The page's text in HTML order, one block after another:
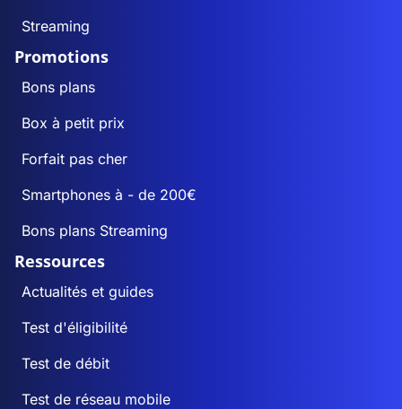
Streaming
Promotions
Bons plans
Box à petit prix
Forfait pas cher
Smartphones à - de 200€
Bons plans Streaming
Ressources
Actualités et guides
Test d'éligibilité
Test de débit
Test de réseau mobile